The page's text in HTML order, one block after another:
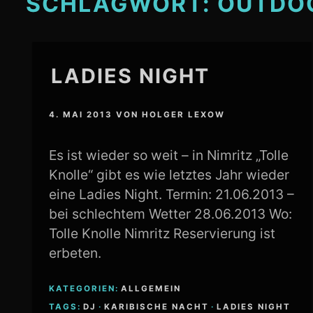
LADIES NIGHT
4. MAI 2013 VONHOLGER LEXOW
Es ist wieder so weit – in Nimritz „Tolle
Knolle“ gibt es wie letztes Jahr wieder
eine Ladies Night. Termin: 21.06.2013 –
bei schlechtem Wetter 28.06.2013 Wo:
Tolle Knolle Nimritz Reservierung ist
erbeten.
KATEGORIEN: ALLGEMEIN
TAGS: DJ · KARIBISCHE NACHT · LADIES NIGHT